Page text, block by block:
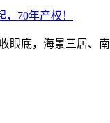
70年产权！
眼底，海景三居、